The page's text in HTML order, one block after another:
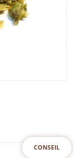
CONSEIL